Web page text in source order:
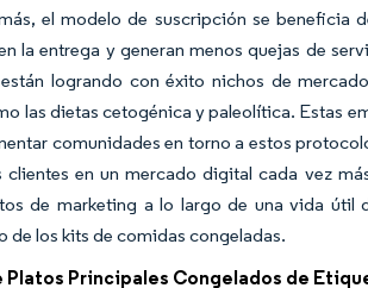
el modelo de suscripción se beneficia
la entrega y generan menos quejas de
logrando con éxito nichos de
las dietas cetogénica y paleolítica. Estas
comunidades en torno a estos
en un mercado digital cada vez
de marketing a lo largo de una vida
de los kits de comidas congeladas.
Principales Congelados de